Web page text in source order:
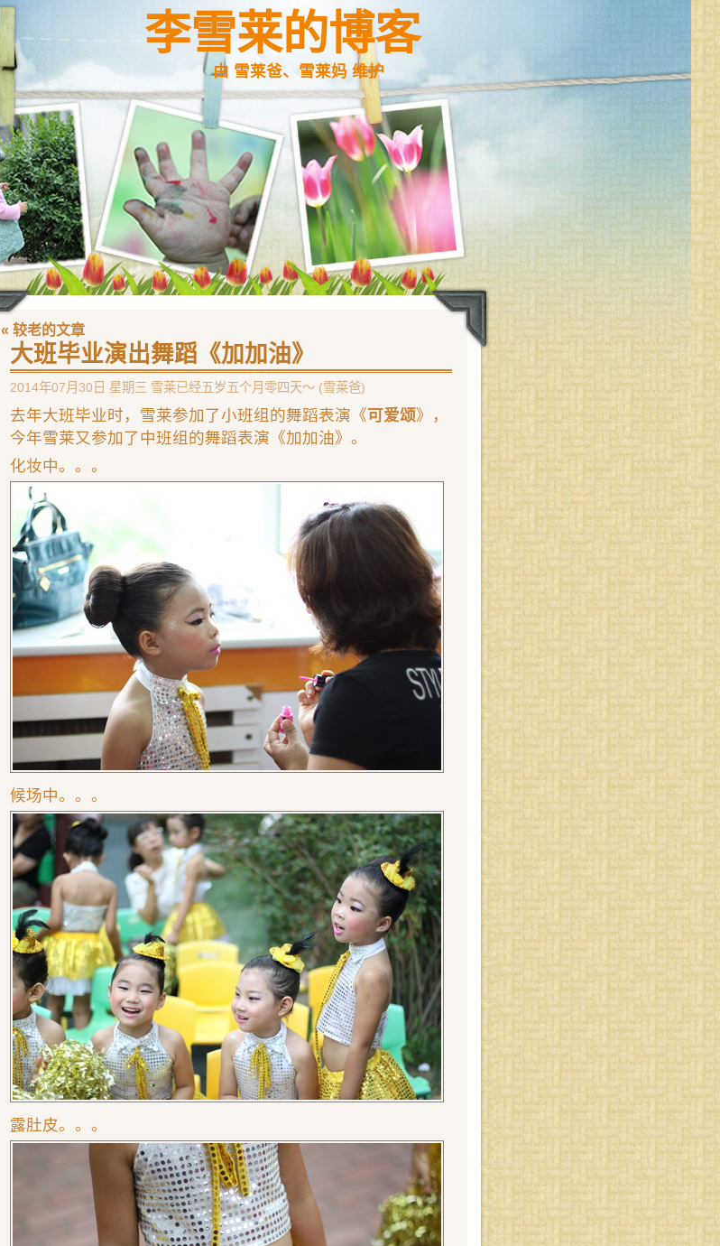
李雪莱的博客
由 雪莱爸、雪莱妈 维护
« 较老的文章
大班毕业演出舞蹈《加加油》
2014年07月30日 星期三 雪莱已经五岁五个月零四天～ (雪莱爸)
去年大班毕业时，雪莱参加了小班组的舞蹈表演《可爱颂》，
今年雪莱又参加了中班组的舞蹈表演《加加油》。
化妆中。。。
候场中。。。
露肚皮。。。